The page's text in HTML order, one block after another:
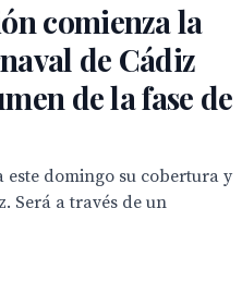
comienza la
de Cádiz
de la fase de
este domingo su cobertura y
Será a través de un